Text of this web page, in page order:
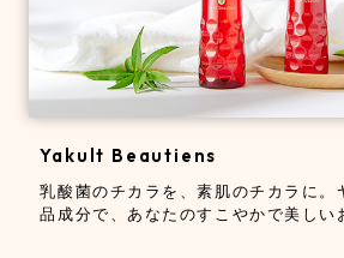
Yakult Beautiens
乳酸菌のチカラを、素肌のチカラに。
品成分で、あなたのすこやかで美しい